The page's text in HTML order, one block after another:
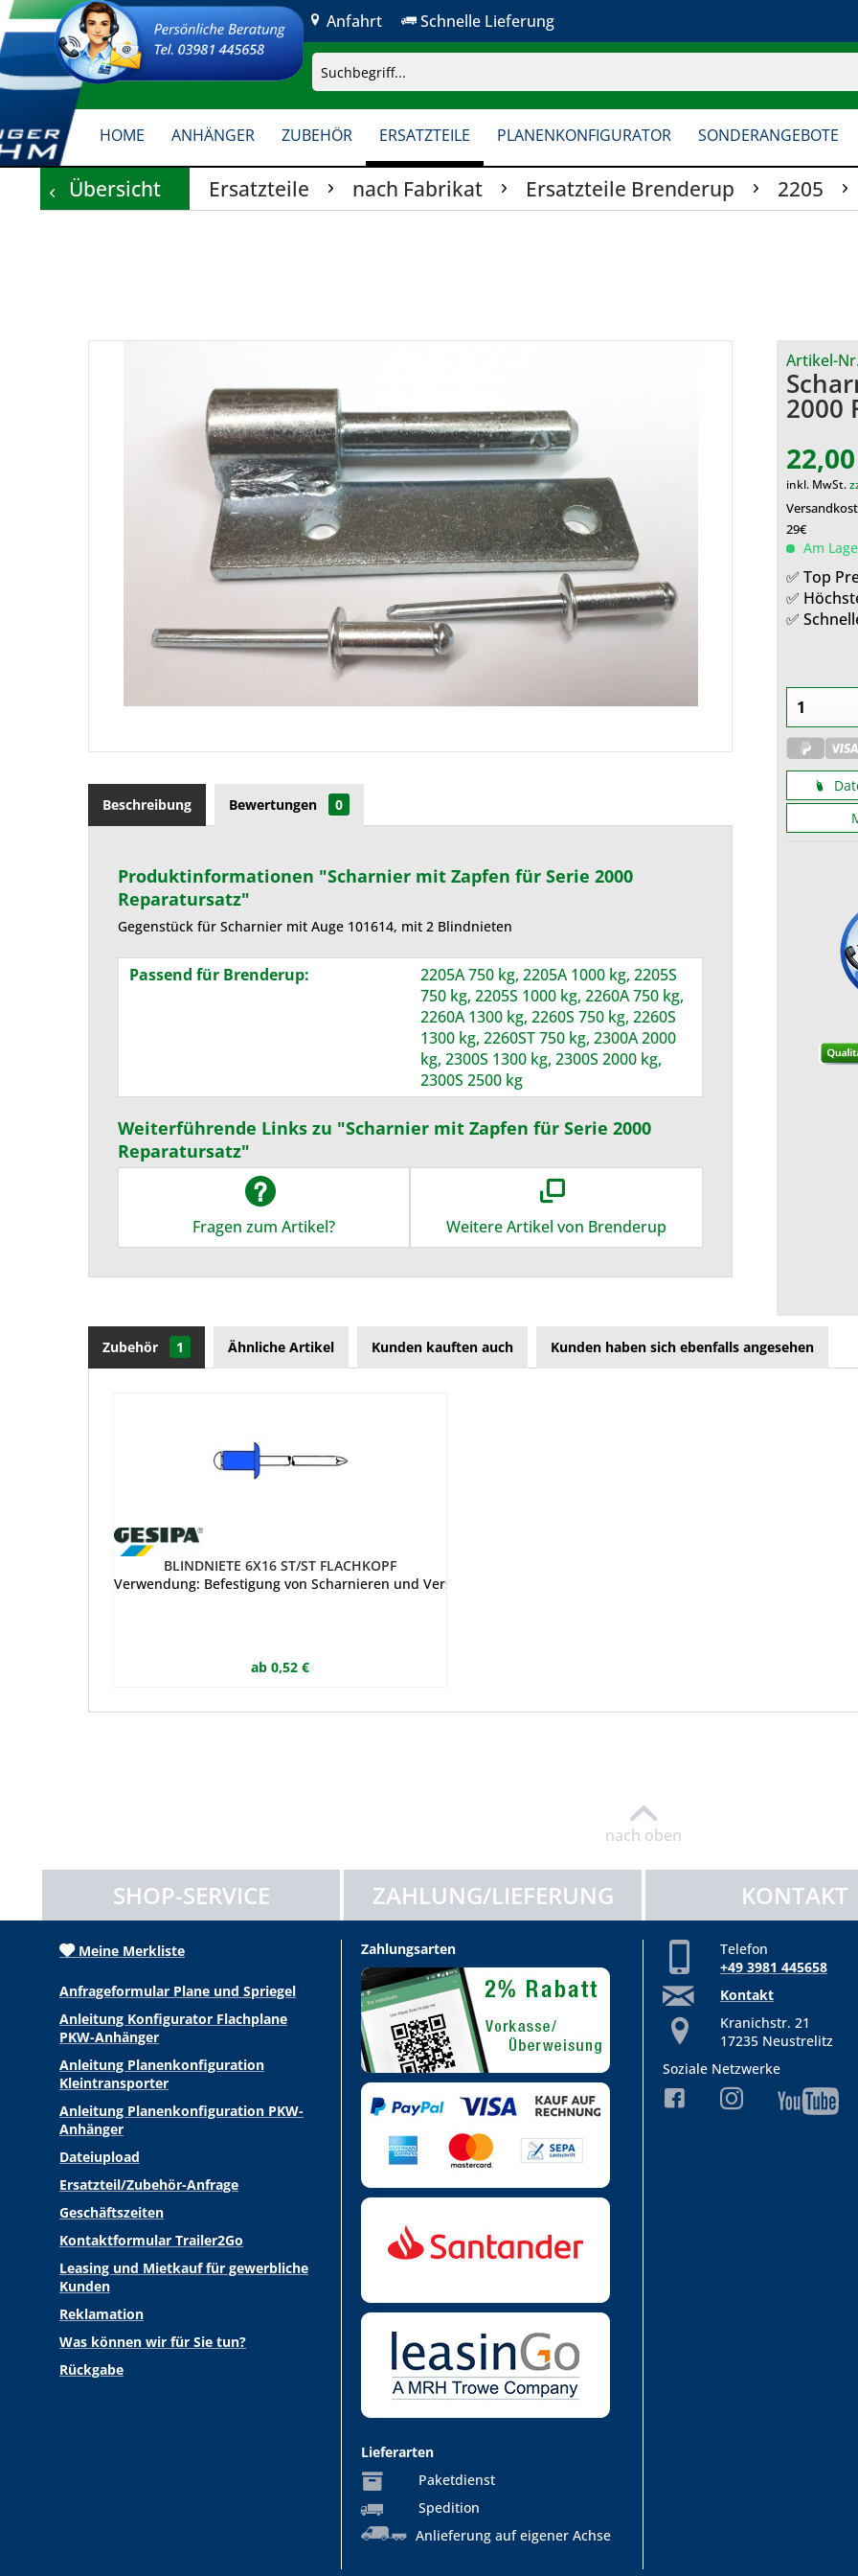
Anfahrt Schnelle Lieferung
HOME ANHÄNGER ZUBEHÖR ERSATZTEILE PLANENKONFIGURATOR SONDERANGEBOTE
Übersicht Ersatzteile nach Fabrikat Ersatzteile Brenderup 2205
Beschreibung Bewertungen 0
Produktinformationen "Scharnier mit Zapfen für Serie 2000
Reparatursatz"
Gegenstück für Scharnier mit Auge 101614, mit 2 Blindnieten
Passend für Brenderup:
2205A 750 kg, 2205A 1000 kg, 2205S
750 kg, 2205S 1000 kg, 2260A 750 kg,
2260A 1300 kg, 2260S 750 kg, 2260S
1300 kg, 2260ST 750 kg, 2300A 2000
kg, 2300S 1300 kg, 2300S 2000 kg,
2300S 2500 kg
Weiterführende Links zu "Scharnier mit Zapfen für Serie 2000
Reparatursatz"
Fragen zum Artikel? Weitere Artikel von Brenderup
Artikel-
2000
inkl. MwSt.
29€
Am
✅ Top
✅
✅
Zubehör 1 Ähnliche Artikel Kunden kauften auch Kunden haben sich ebenfalls angesehen
BLINDNIETE 6X16 ST/ST FLACHKOPF
Verwendung: Befestigung von Scharnieren und Verschlüssen, Verbindung von Aufbauteilen
ab 0,52 €
nach oben
SHOP-SERVICE ZAHLUNG/LIEFERUNG KONTAKT
Meine Merkliste
Anfrageformular Plane und Spriegel
Anleitung Konfigurator Flachplane
PKW-Anhänger
Anleitung Planenkonfiguration
Kleintransporter
Anleitung Planenkonfiguration PKW-
Anhänger
Dateiupload
Ersatzteil/Zubehör-Anfrage
Geschäftszeiten
Kontaktformular Trailer2Go
Leasing und Mietkauf für gewerbliche
Kunden
Reklamation
Was können wir für Sie tun?
Rückgabe
Zahlungsarten
Lieferarten
Paketdienst
Spedition
Anlieferung auf eigener Achse
Telefon
+49 3981 445658
Kontakt
Kranichstr. 21
17235 Neustrelitz
Soziale Netzwerke